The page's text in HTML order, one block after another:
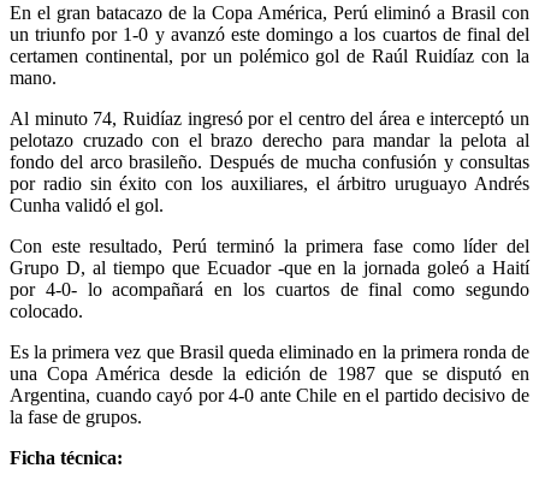
En el gran batacazo de la Copa América, Perú eliminó a Brasil con
un triunfo por 1-0 y avanzó este domingo a los cuartos de final del
certamen continental, por un polémico gol de Raúl Ruidíaz con la
mano.
Al minuto 74, Ruidíaz ingresó por el centro del área e interceptó un
pelotazo cruzado con el brazo derecho para mandar la pelota al
fondo del arco brasileño. Después de mucha confusión y consultas
por radio sin éxito con los auxiliares, el árbitro uruguayo Andrés
Cunha validó el gol.
Con este resultado, Perú terminó la primera fase como líder del
Grupo D, al tiempo que Ecuador -que en la jornada goleó a Haití
por 4-0- lo acompañará en los cuartos de final como segundo
colocado.
Es la primera vez que Brasil queda eliminado en la primera ronda de
una Copa América desde la edición de 1987 que se disputó en
Argentina, cuando cayó por 4-0 ante Chile en el partido decisivo de
la fase de grupos.
Ficha técnica: